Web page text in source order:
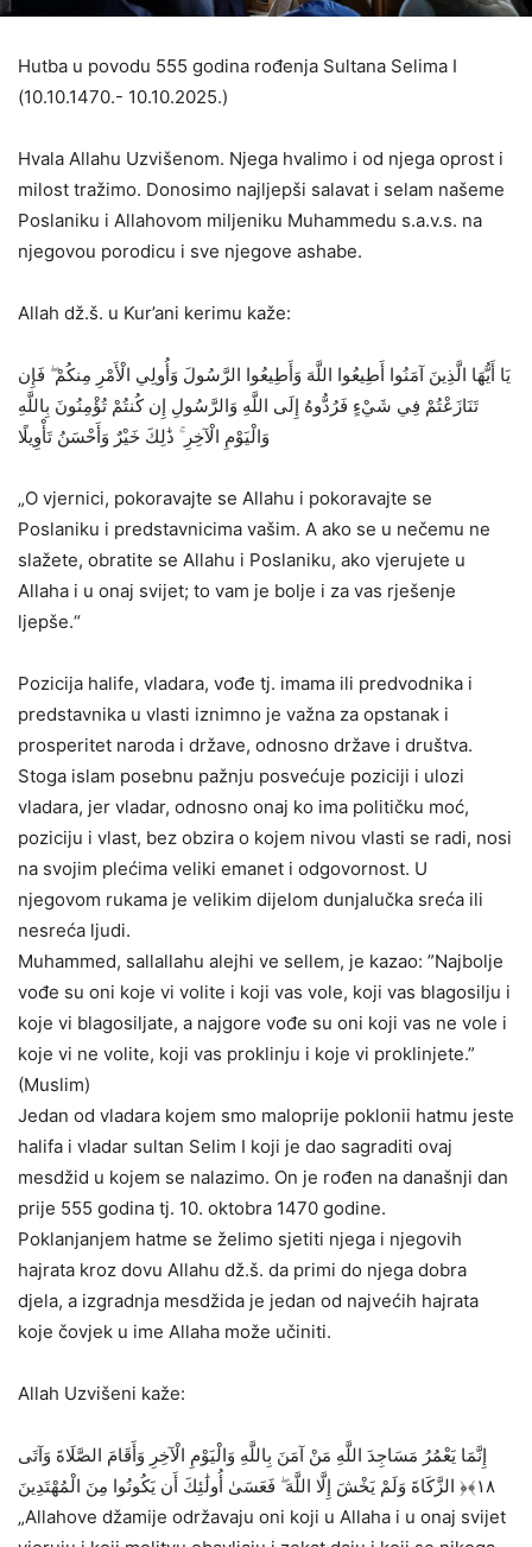
Hutba u povodu 555 godina rođenja Sultana Selima I
(10.10.1470.- 10.10.2025.)
Hvala Allahu Uzvišenom. Njega hvalimo i od njega oprost i
milost tražimo. Donosimo najljepši salavat i selam našeme
Poslaniku i Allahovom miljeniku Muhammedu s.a.v.s. na
njegovou porodicu i sve njegove ashabe.
Allah dž.š. u Kur’ani kerimu kaže:
يَا أَيُّهَا الَّذِينَ آمَنُوا أَطِيعُوا اللَّهَ وَأَطِيعُوا الرَّسُولَ وَأُولِي الْأَمْرِ مِنكُمْ ۖ فَإِن
تَنَازَعْتُمْ فِي شَيْءٍ فَرُدُّوهُ إِلَى اللَّهِ وَالرَّسُولِ إِن كُنتُمْ تُؤْمِنُونَ بِاللَّهِ
وَالْيَوْمِ الْآخِرِ ۚ ذَٰلِكَ خَيْرٌ وَأَحْسَنُ تَأْوِيلًا
„O vjernici, pokoravajte se Allahu i pokoravajte se
Poslaniku i predstavnicima vašim. A ako se u nečemu ne
slažete, obratite se Allahu i Poslaniku, ako vjerujete u
Allaha i u onaj svijet; to vam je bolje i za vas rješenje
ljepše.“
Pozicija halife, vladara, vođe tj. imama ili predvodnika i
predstavnika u vlasti iznimno je važna za opstanak i
prosperitet naroda i države, odnosno države i društva.
Stoga islam posebnu pažnju posvećuje poziciji i ulozi
vladara, jer vladar, odnosno onaj ko ima političku moć,
poziciju i vlast, bez obzira o kojem nivou vlasti se radi, nosi
na svojim plećima veliki emanet i odgovornost. U
njegovom rukama je velikim dijelom dunjalučka sreća ili
nesreća ljudi.
Muhammed, sallallahu alejhi ve sellem, je kazao: ”Najbolje
vođe su oni koje vi volite i koji vas vole, koji vas blagosilju i
koje vi blagosiljate, a najgore vođe su oni koji vas ne vole i
koje vi ne volite, koji vas proklinju i koje vi proklinjete.”
(Muslim)
Jedan od vladara kojem smo maloprije poklonii hatmu jeste
halifa i vladar sultan Selim I koji je dao sagraditi ovaj
mesdžid u kojem se nalazimo. On je rođen na današnji dan
prije 555 godina tj. 10. oktobra 1470 godine.
Poklanjanjem hatme se želimo sjetiti njega i njegovih
hajrata kroz dovu Allahu dž.š. da primi do njega dobra
djela, a izgradnja mesdžida je jedan od najvećih hajrata
koje čovjek u ime Allaha može učiniti.
Allah Uzvišeni kaže:
‏ إِنَّمَا يَعْمُرُ مَسَاجِدَ اللَّهِ مَنْ آمَنَ بِاللَّهِ وَالْيَوْمِ الْآخِرِ وَأَقَامَ الصَّلَاةَ وَآتَى
الزَّكَاةَ وَلَمْ يَخْشَ إِلَّا اللَّهَ ۖ فَعَسَىٰ أُولَٰئِكَ أَن يَكُونُوا مِنَ الْمُهْتَدِينَ ‎﴿١٨﴾‏
„Allahove džamije održavaju oni koji u Allaha i u onaj svijet